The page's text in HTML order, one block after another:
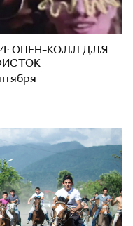
ОПЕН-КОЛЛ ДЛЯ